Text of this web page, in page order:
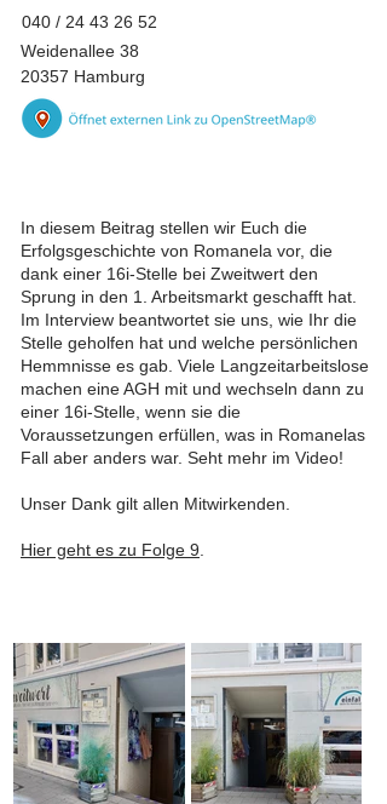
040 / 24 43 26 52
Weidenallee 38
20357 Hamburg
In diesem Beitrag stellen wir Euch die
Erfolgsgeschichte von Romanela vor, die
dank einer 16i-Stelle bei Zweitwert den
Sprung in den 1. Arbeitsmarkt geschafft hat.
Im Interview beantwortet sie uns, wie Ihr die
Stelle geholfen hat und welche persönlichen
Hemmnisse es gab. Viele Langzeitarbeitslose
machen eine AGH mit und wechseln dann zu
einer 16i-Stelle, wenn sie die
Voraussetzungen erfüllen, was in Romanelas
Fall aber anders war. Seht mehr im Video!
Unser Dank gilt allen Mitwirkenden.
Hier geht es zu Folge 9